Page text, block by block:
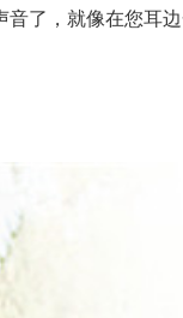
了，就像在您耳边